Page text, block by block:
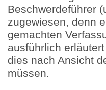
Beschwerdeführer
zugewiesen, denn
gemachten
ausführlich
dies nach Ansicht
müssen.